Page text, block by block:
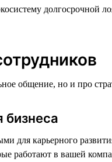
долгосрочной
общение, но и про
бизнеса
для карьерного
работают в вашей